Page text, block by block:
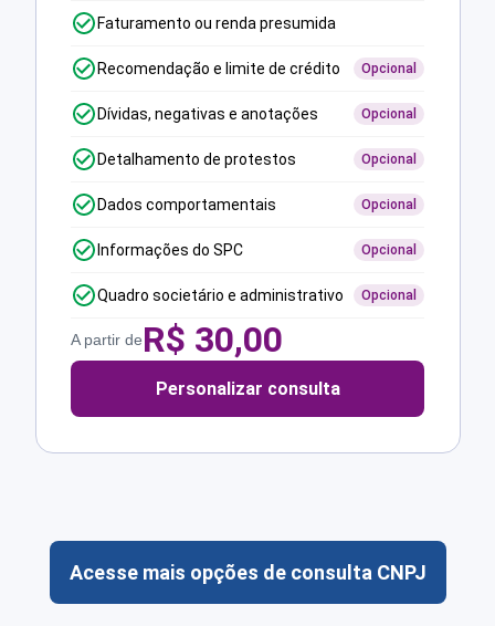
Faturamento ou renda presumida
Recomendação e limite de crédito Opcional
Dívidas, negativas e anotações Opcional
Detalhamento de protestos Opcional
Dados comportamentais Opcional
Informações do SPC Opcional
Quadro societário e administrativo Opcional
A partir deR$ 30,00
Personalizar consulta
Acesse mais opções de consulta CNPJ